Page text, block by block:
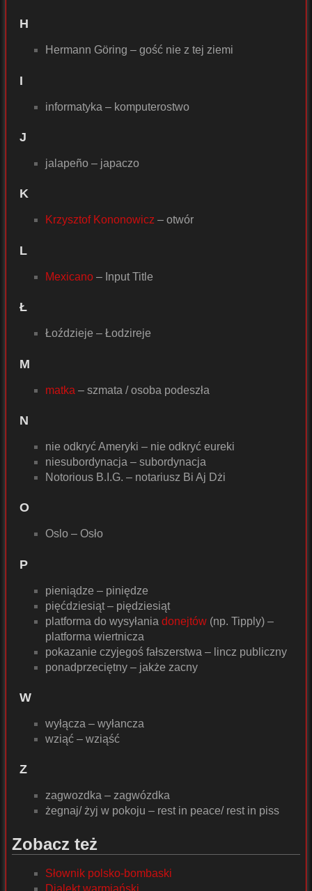
H
Hermann Göring – gość nie z tej ziemi
I
informatyka – komputerostwo
J
jalapeño – japaczo
K
Krzysztof Kononowicz – otwór
L
Mexicano – Input Title
Ł
Łoździeje – Łodzireje
M
matka – szmata / osoba podeszła
N
nie odkryć Ameryki – nie odkryć eureki
niesubordynacja – subordynacja
Notorious B.I.G. – notariusz Bi Aj Dżi
O
Oslo – Osło
P
pieniądze – piniędze
pięćdziesiąt – piędziesiąt
platforma do wysyłania donejtów (np. Tipply) –
platforma wiertnicza
pokazanie czyjegoś fałszerstwa – lincz publiczny
ponadprzeciętny – jakże zacny
W
wyłącza – wyłancza
wziąć – wziąść
Z
zagwozdka – zagwózdka
żegnaj/ żyj w pokoju – rest in peace/ rest in piss
Zobacz też
Słownik polsko-bombaski
Dialekt warmiański